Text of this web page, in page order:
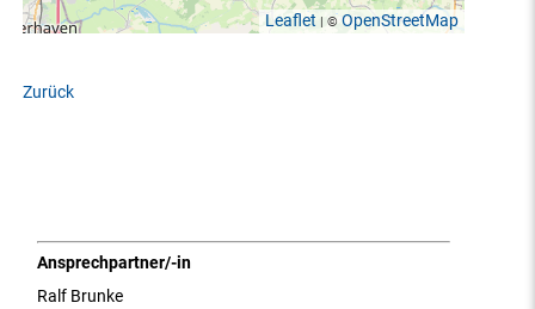
Leaflet| © OpenStreetMap
Zurück
Ansprechpartner/-in
Ralf Brunke